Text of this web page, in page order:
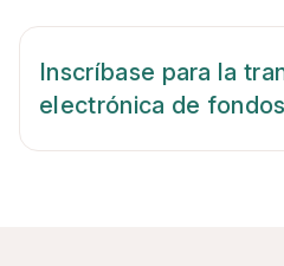
Inscríbase para la
electrónica de fondos